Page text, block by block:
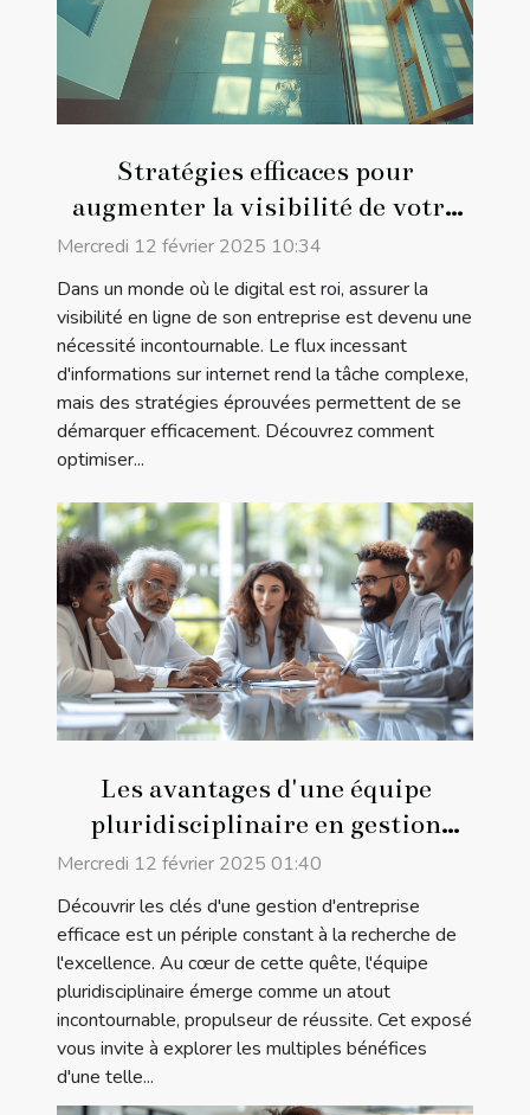
Stratégies efficaces pour
augmenter la visibilité de votre
entreprise en ligne
Mercredi 12 février 2025 10:34
Dans un monde où le digital est roi, assurer la
visibilité en ligne de son entreprise est devenu une
nécessité incontournable. Le flux incessant
d'informations sur internet rend la tâche complexe,
mais des stratégies éprouvées permettent de se
démarquer efficacement. Découvrez comment
optimiser...
Les avantages d'une équipe
pluridisciplinaire en gestion
d'entreprise
Mercredi 12 février 2025 01:40
Découvrir les clés d'une gestion d'entreprise
efficace est un périple constant à la recherche de
l'excellence. Au cœur de cette quête, l'équipe
pluridisciplinaire émerge comme un atout
incontournable, propulseur de réussite. Cet exposé
vous invite à explorer les multiples bénéfices
d'une telle...